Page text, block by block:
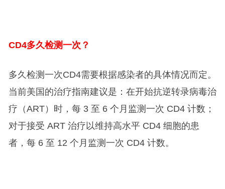
CD4多久检测一次？
多久检测一次CD4需要根据感染者的具体情况而定。
当前美国的治疗指南建议是：在开始抗逆转录病毒治
疗（ART）时，每 3 至 6 个月监测一次 CD4 计数；
对于接受 ART 治疗以维持高水平 CD4 细胞的患
者，每 6 至 12 个月监测一次 CD4 计数。